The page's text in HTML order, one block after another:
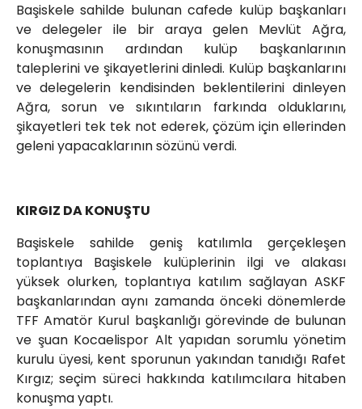
Başiskele sahilde bulunan cafede kulüp başkanları
ve delegeler ile bir araya gelen Mevlüt Ağra,
konuşmasının ardından kulüp başkanlarının
taleplerini ve şikayetlerini dinledi. Kulüp başkanlarını
ve delegelerin kendisinden beklentilerini dinleyen
Ağra, sorun ve sıkıntıların farkında olduklarını,
şikayetleri tek tek not ederek, çözüm için ellerinden
geleni yapacaklarının sözünü verdi.
KIRGIZ DA KONUŞTU
Başiskele sahilde geniş katılımla gerçekleşen
toplantıya Başiskele kulüplerinin ilgi ve alakası
yüksek olurken, toplantıya katılım sağlayan ASKF
başkanlarından aynı zamanda önceki dönemlerde
TFF Amatör Kurul başkanlığı görevinde de bulunan
ve şuan Kocaelispor Alt yapıdan sorumlu yönetim
kurulu üyesi, kent sporunun yakından tanıdığı Rafet
Kırgız; seçim süreci hakkında katılımcılara hitaben
konuşma yaptı.